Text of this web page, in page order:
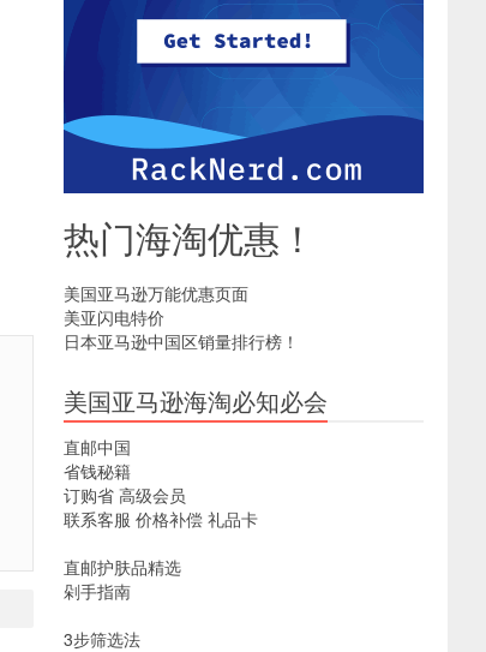
热门海淘优惠！
美国亚马逊万能优惠页面
美亚闪电特价
日本亚马逊中国区销量排行榜！
美国亚马逊海淘必知必会
直邮中国
省钱秘籍
订购省 高级会员
联系客服 价格补偿 礼品卡
直邮护肤品精选
剁手指南
3步筛选法